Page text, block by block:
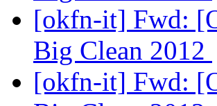
[okfn-it] Fwd:
Big Clean 2012
[okfn-it] Fwd: